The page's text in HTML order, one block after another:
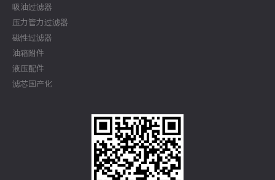
吸油过滤器
压力管力过滤器
磁性过滤器
油箱附件
液压配件
滤芯国产化